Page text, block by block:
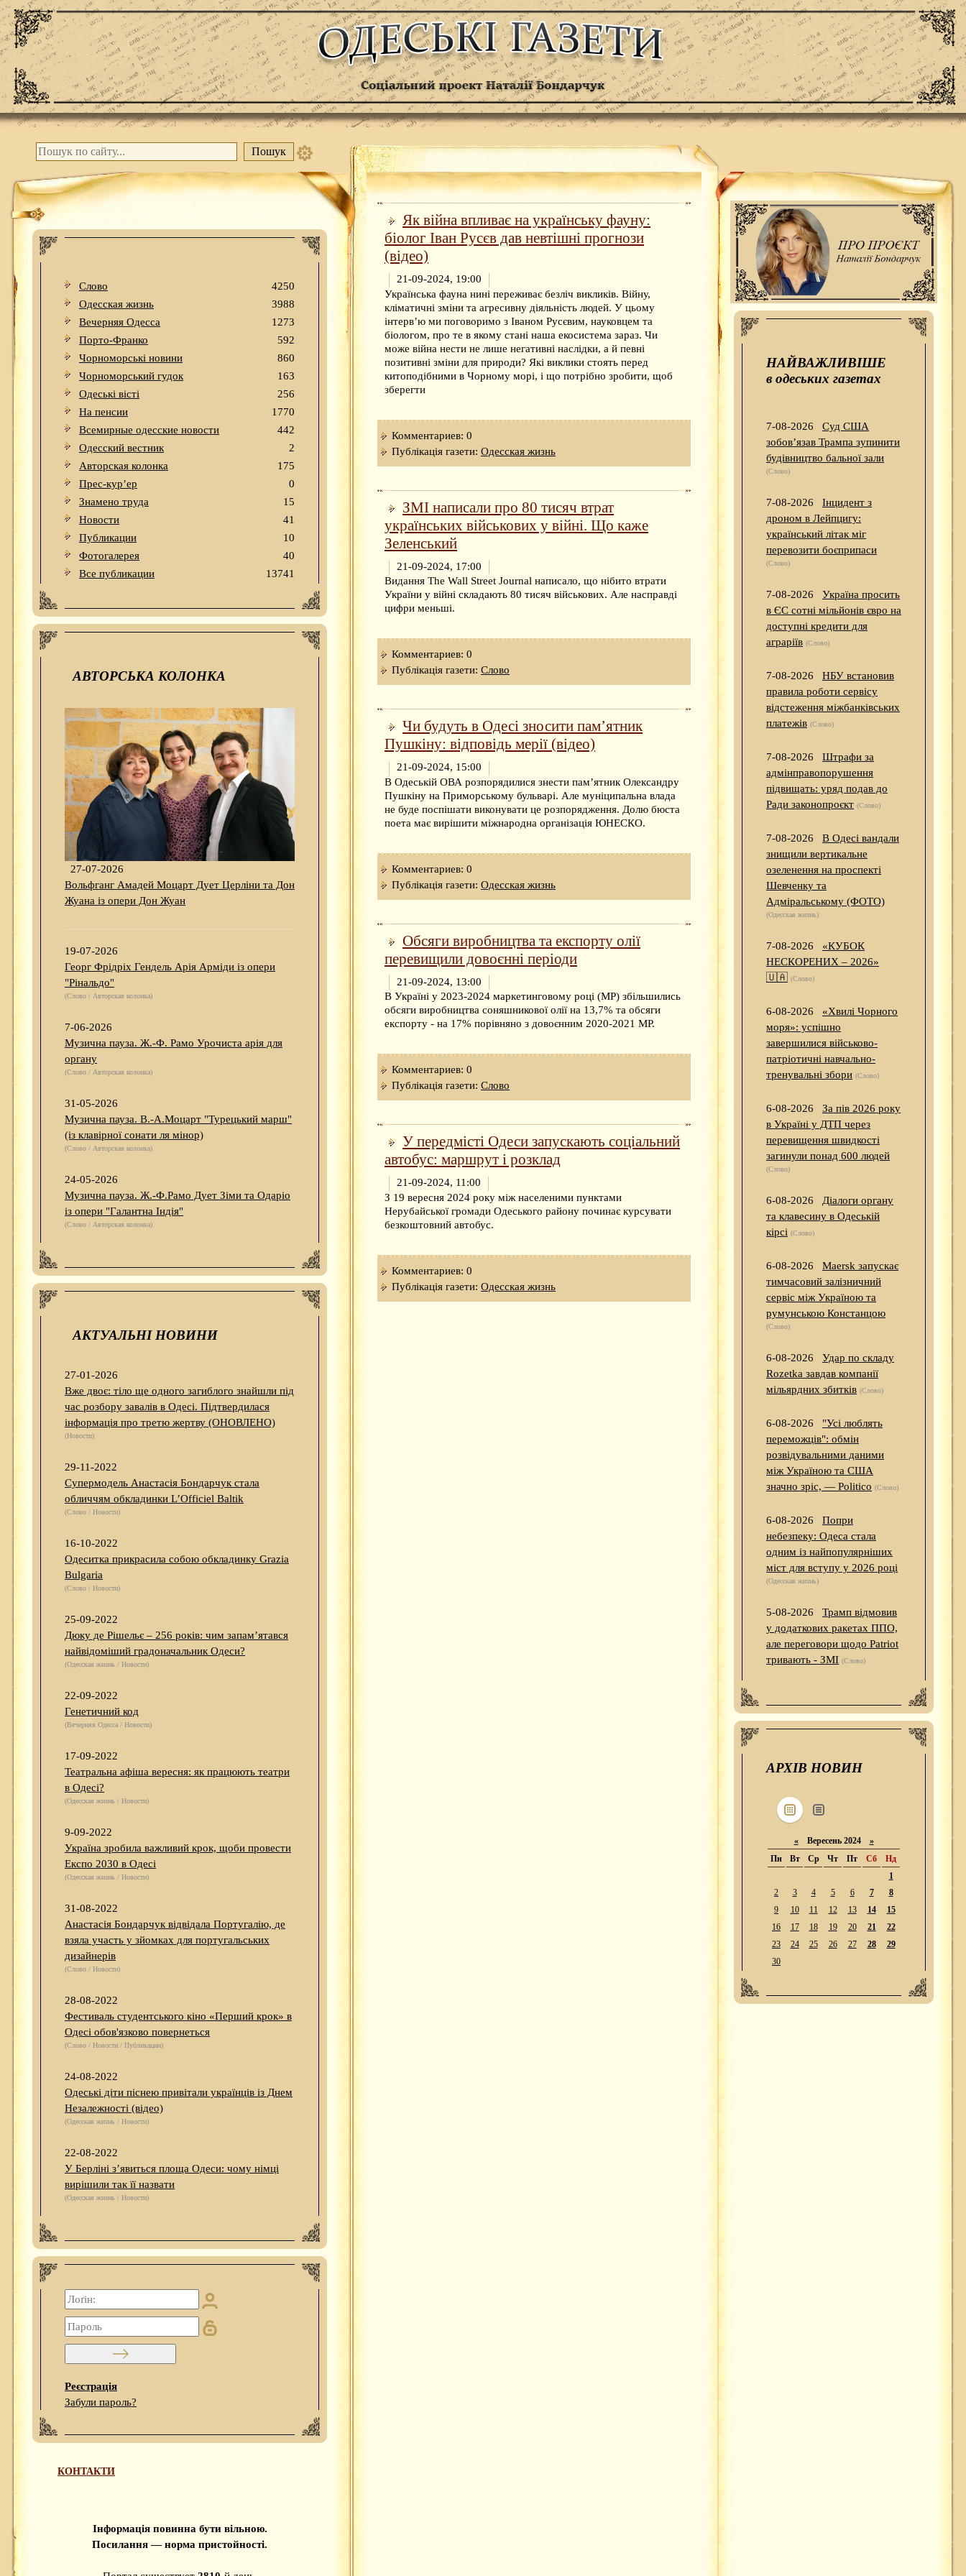
Слово
4250
Одесская жизнь
3988
Вечерняя Одесса
1273
Порто-Франко
592
Чорноморські новини
860
Чорноморський гудок
163
Одеськi вiстi
256
На пенсии
1770
Всемирные одесские новости
442
Одесский вестник
2
Авторская колонка
175
Прес-кур’ер
0
Знамено труда
15
Новости
41
Публикации
10
Фотогалерея
40
Все публикации
13741
АВТОРСЬКА КОЛОНКА
27-07-2026
Вольфганг Амадей Моцарт Дует Церліни та Дон
Жуана із опери Дон Жуан
19-07-2026
Георг Фрідріх Гендель Арія Арміди із опери
"Рінальдо"
(Слово / Авторская колонка)
7-06-2026
Музична пауза. Ж.-Ф. Рамо Урочиста арія для
органу
(Слово / Авторская колонка)
31-05-2026
Музична пауза. В.-А.Моцарт "Турецький марш"
(із клавірної сонати ля мінор)
(Слово / Авторская колонка)
24-05-2026
Музична пауза. Ж.-Ф.Рамо Дует Зіми та Одаріо
із опери "Галантна Індія"
(Слово / Авторская колонка)
АКТУАЛЬНІ НОВИНИ
27-01-2026
Вже двоє: тіло ще одного загиблого знайшли під
час розбору завалів в Одесі. Підтвердилася
інформація про третю жертву (ОНОВЛЕНО)
(Новости)
29-11-2022
Супермодель Анастасія Бондарчук стала
обличчям обкладинки L’Officiel Baltik
(Слово / Новости)
16-10-2022
Одеситка прикрасила собою обкладинку Grazia
Bulgaria
(Слово / Новости)
25-09-2022
Дюку де Рішельє – 256 років: чим запам’ятався
найвідоміший градоначальник Одеси?
(Одесская жизнь / Новости)
22-09-2022
Генетичний код
(Вечерняя Одесса / Новости)
17-09-2022
Театральна афіша вересня: як працюють театри
в Одесі?
(Одесская жизнь / Новости)
9-09-2022
Україна зробила важливий крок, щоби провести
Експо 2030 в Одесі
(Одесская жизнь / Новости)
31-08-2022
Анастасія Бондарчук відвідала Португалію, де
взяла участь у зйомках для португальських
дизайнерів
(Слово / Новости)
28-08-2022
Фестиваль студентського кіно «Перший крок» в
Одесі обов'язково повернеться
(Слово / Новости / Публикации)
24-08-2022
Одеські діти піснею привітали українців із Днем
Незалежності (відео)
(Одесская жизнь / Новости)
22-08-2022
У Берліні з’явиться площа Одеси: чому німці
вирішили так її назвати
(Одесская жизнь / Новости)
Реєстрація
Забули пароль?
КОНТАКТИ
Інформація повинна бути вільною.
Посилання — норма пристойності.
Як війна впливає на українську фауну:
біолог Іван Русєв дав невтішні прогнози
(відео)
21-09-2024, 19:00
Українська фауна нині переживає безліч викликів. Війну,
кліматичні зміни та агресивну діяльність людей. У цьому
інтерв’ю ми поговоримо з Іваном Русєвим, науковцем та
біологом, про те в якому стані наша екосистема зараз. Чи
може війна нести не лише негативні наслідки, а й певні
позитивні зміни для природи? Які виклики стоять перед
китоподібними в Чорному морі, і що потрібно зробити, щоб
зберегти
Комментариев: 0
Публікація газети: Одесская жизнь
ЗМІ написали про 80 тисяч втрат
українських військових у війні. Що каже
Зеленський
21-09-2024, 17:00
Видання The Wall Street Journal написало, що нібито втрати
України у війні складають 80 тисяч військових. Але насправді
цифри меньші.
Комментариев: 0
Публікація газети: Слово
Чи будуть в Одесі зносити пам’ятник
Пушкіну: відповідь мерії (відео)
21-09-2024, 15:00
В Одеській ОВА розпорядилися знести пам’ятник Олександру
Пушкіну на Приморському бульварі. Але муніципальна влада
не буде поспішати виконувати це розпорядження. Долю бюста
поета має вирішити міжнародна організація ЮНЕСКО.
Комментариев: 0
Публікація газети: Одесская жизнь
Обсяги виробництва та експорту олії
перевищили довоєнні періоди
21-09-2024, 13:00
В Україні у 2023-2024 маркетинговому році (МР) збільшились
обсяги виробництва соняшникової олії на 13,7% та обсяги
експорту - на 17% порівняно з довоєнним 2020-2021 МР.
Комментариев: 0
Публікація газети: Слово
У передмісті Одеси запускають соціальний
автобус: маршрут і розклад
21-09-2024, 11:00
З 19 вересня 2024 року між населеними пунктами
Нерубайської громади Одеського району починає курсувати
безкоштовний автобус.
Комментариев: 0
Публікація газети: Одесская жизнь
НАЙВАЖЛИВІШЕ
в одеських газетах
7-08-2026
Суд США
зобов’язав Трампа зупинити
будівництво бальної зали
(Слово)
7-08-2026
Інцидент з
дроном в Лейпцигу:
український літак міг
перевозити боєприпаси
(Слово)
7-08-2026
Україна просить
в ЄС сотні мільйонів євро на
доступні кредити для
аграріїв (Слово)
7-08-2026
НБУ встановив
правила роботи сервісу
відстеження міжбанківських
платежів (Слово)
7-08-2026
Штрафи за
адмінправопорушення
підвищать: уряд подав до
Ради законопроєкт (Слово)
7-08-2026
В Одесі вандали
знищили вертикальне
озеленення на проспекті
Шевченку та
Адміральському (ФОТО)
(Одесская жизнь)
7-08-2026
«КУБОК
НЕСКОРЕНИХ – 2026»
🇺🇦 (Слово)
6-08-2026
«Хвилі Чорного
моря»: успішно
завершилися військово-
патріотичні навчально-
тренувальні збори (Слово)
6-08-2026
За пів 2026 року
в Україні у ДТП через
перевищення швидкості
загинули понад 600 людей
(Слово)
6-08-2026
Діалоги органу
та клавесину в Одеській
кірсі (Слово)
6-08-2026
Maersk запускає
тимчасовий залізничний
сервіс між Україною та
румунською Констанцою
(Слово)
6-08-2026
Удар по складу
Rozetka завдав компанії
мільярдних збитків (Слово)
6-08-2026
"Усі люблять
переможців": обмін
розвідувальними даними
між Україною та США
значно зріс, — Politico (Слово)
6-08-2026
Попри
небезпеку: Одеса стала
одним із найпопулярніших
міст для вступу у 2026 році
(Одесская жизнь)
5-08-2026
Трамп відмовив
у додаткових ракетах ППО,
але переговори щодо Patriot
тривають - ЗМІ (Слово)
АРХІВ НОВИН
«Вересень 2024 »
Пн
Вт Ср Чт Пт Сб
Нд
1
2
3 4 5 6 7
8
9
10 11 12 13 14
15
16
17 18 19 20 21
22
23
24 25 26 27 28
29
30